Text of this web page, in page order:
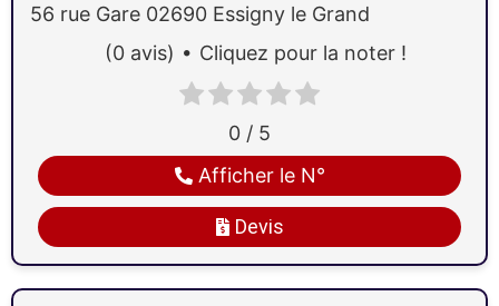
56 rue Gare 02690 Essigny le Grand
Devis
Afficher le N°
0 / 5
(0 avis) Cliquez pour la noter !